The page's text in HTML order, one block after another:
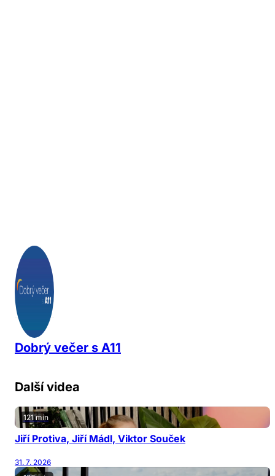
Dobrý večer s A11
Další videa
121 min
Jiří Protiva, Jiří Mádl, Viktor Souček
31. 7. 2026